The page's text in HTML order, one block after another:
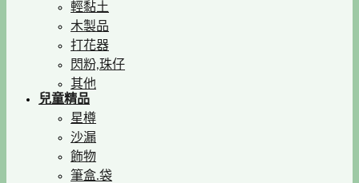
輕黏土
木製品
打花器
閃粉,珠仔
其他
兒童精品
星樽
沙漏
飾物
筆盒.袋